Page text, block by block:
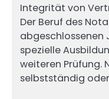
Integrität von
Der Beruf des
abgeschlossenen
spezielle
weiteren Prüfung.
selbstständig